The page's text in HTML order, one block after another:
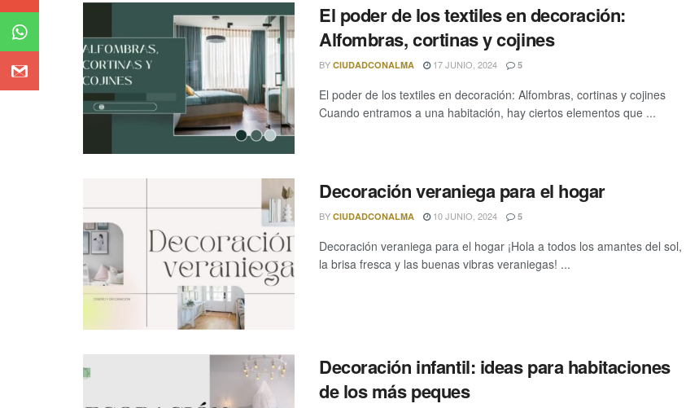
El poder de los textiles en decoración:
Alfombras, cortinas y cojines
BY CIUDADCONALMA 17 JUNIO, 2024 5
El poder de los textiles en decoración: Alfombras, cortinas y cojines
Cuando entramos a una habitación, hay ciertos elementos que ...
Decoración veraniega para el hogar
BY CIUDADCONALMA 10 JUNIO, 2024 5
Decoración veraniega para el hogar ¡Hola a todos los amantes del sol,
la brisa fresca y las buenas vibras veraniegas! ...
Decoración infantil: ideas para habitaciones
de los más peques